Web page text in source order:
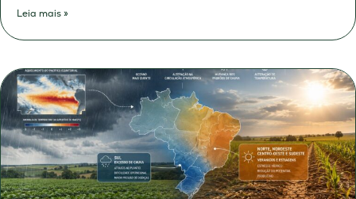
Leia mais »